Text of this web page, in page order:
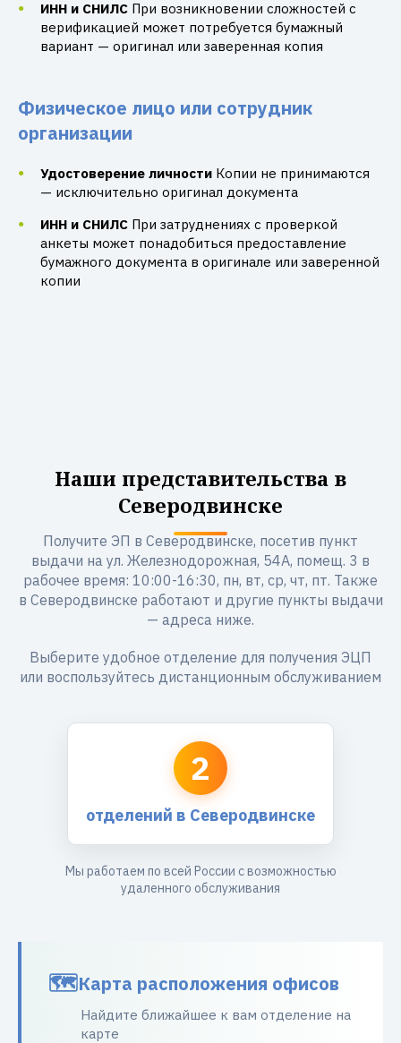
ИНН и СНИЛС При возникновении сложностей с
верификацией может потребуется бумажный
вариант — оригинал или заверенная копия
Физическое лицо или сотрудник
организации
Удостоверение личности Копии не принимаются
— исключительно оригинал документа
ИНН и СНИЛС При затруднениях с проверкой
анкеты может понадобиться предоставление
бумажного документа в оригинале или заверенной
копии
Наши представительства в
Северодвинске
Получите ЭП в Северодвинске, посетив пункт
выдачи на ул. Железнодорожная, 54А, помещ. 3 в
рабочее время: 10:00-16:30, пн, вт, ср, чт, пт. Также
в Северодвинске работают и другие пункты выдачи
— адреса ниже.
Выберите удобное отделение для получения ЭЦП
или воспользуйтесь дистанционным обслуживанием
2
отделений в Северодвинске
Мы работаем по всей России с возможностью
удаленного обслуживания
Карта расположения офисов
Найдите ближайшее к вам отделение на
карте